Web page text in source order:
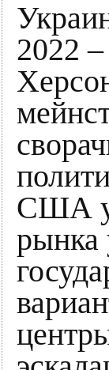
2022
США
рынка